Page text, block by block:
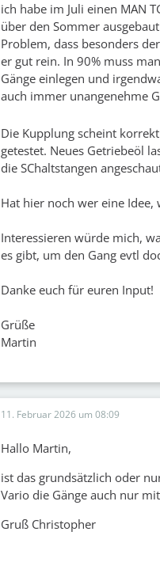
ich habe im Juli einen MAN
über den Sommer
Problem, dass besonders
er gut rein. In 90% muss
Gänge einlegen und
auch immer unangenehme
Die Kupplung scheint
getestet. Neues Getriebeöl
die SChaltstangen
Hat hier noch wer eine Idee,
Interessieren würde mich,
es gibt, um den Gang evtl
Danke euch für euren Input!
Grüße
Martin
11. Februar 2026 um 08:09
Hallo Martin,
ist das grundsätzlich oder
Vario die Gänge auch nur
Gruß Christopher